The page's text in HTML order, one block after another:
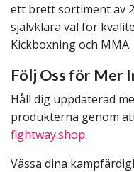
ett brett sortiment av
självklara val för
Kickboxning och MMA.
Följ Oss för Mer
Håll dig uppdaterad
produkterna genom
fightway.shop.
Vässa dina